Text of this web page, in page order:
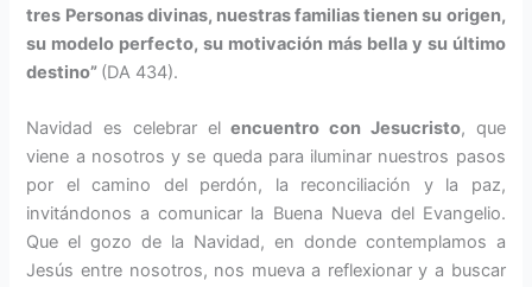
tres Personas divinas, nuestras fami­lias tienen su origen,
su modelo perfecto, su motivación más bella y su último
destino” (DA 434).
Navidad es celebrar elencuen­tro con Jesucristo, que
viene a nosotros y se queda para iluminar nuestros pasos
por el camino del perdón, la reconciliación y la paz,
invitándonos a comunicar la Bue­na Nueva del Evangelio.
Que el gozo de la Navidad, en donde con­templamos a
Jesús entre nosotros, nos mueva a reflexionar y a buscar